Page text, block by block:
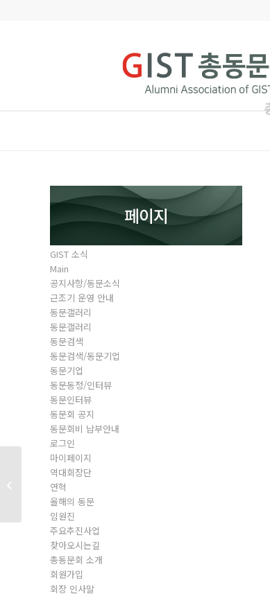
페이지
GIST 소식
Main
공지사항/동문소식
근조기 운영 안내
동문갤러리
동문갤러리
동문검색
동문검색/동문기업
동문기업
동문동정/인터뷰
동문인터뷰
동문회 공지
동문회비 납부안내
로그인
마이페이지
역대회장단
연혁
올해의 동문
임원진
주요추진사업
찾아오시는길
총동문회 소개
회원가입
회장 인사말
동문회원